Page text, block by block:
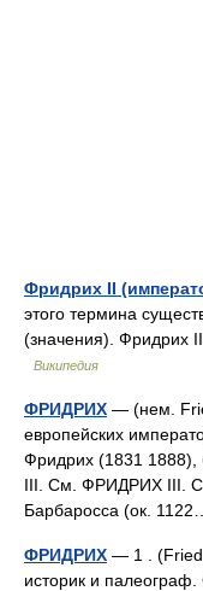
Фридрих II
этого термина
(значения). Фридрих
Википедия
ФРИДРИХ — (нем.
европейских
Фридрих (1831 1888),
III. См. ФРИДРИХ III.
Барбаросса (ок.
ФРИДРИХ — 1 .
историк и